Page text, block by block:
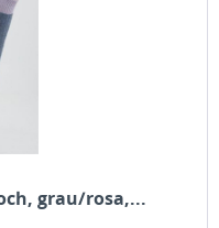
grau/rosa,...